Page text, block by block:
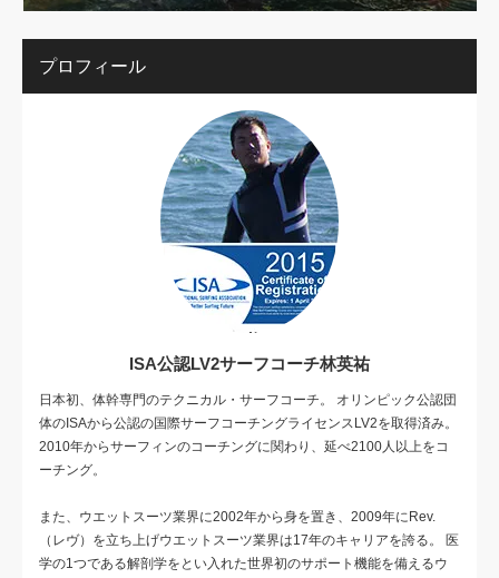
プロフィール
ISA公認LV2サーフコーチ林英祐
日本初、体幹専門のテクニカル・サーフコーチ。 オリンピック公認団
体のISAから公認の国際サーフコーチングライセンスLV2を取得済み。
2010年からサーフィンのコーチングに関わり、延べ2100人以上をコ
ーチング。
また、ウエットスーツ業界に2002年から身を置き、2009年にRev.
（レヴ）を立ち上げウエットスーツ業界は17年のキャリアを誇る。 医
学の1つである解剖学をとい入れた世界初のサポート機能を備えるウ